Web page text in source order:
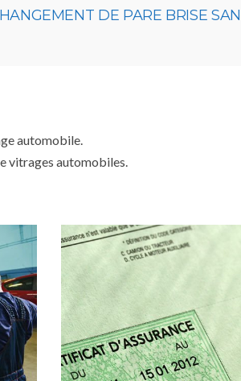
DE PARE BRISE
automobile.
vitrages automobiles.